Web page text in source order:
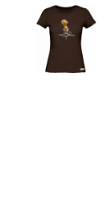
CONTACTO
CARRITO